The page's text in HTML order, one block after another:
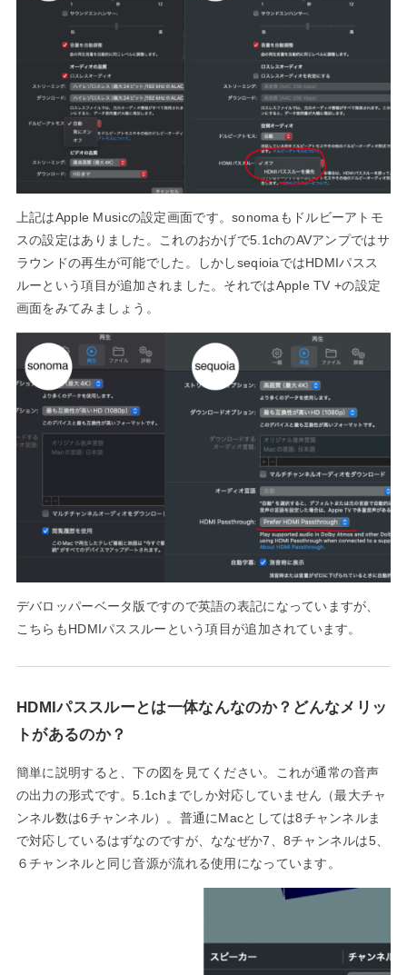
上記はApple Musicの設定画面です。sonomaもドルビーアトモ
スの設定はありました。これのおかげで5.1chのAVアンプではサ
ラウンドの再生が可能でした。しかしseqioiaではHDMIパスス
ルーという項目が追加されました。それではApple TV +の設定
画面をみてみましょう。
デバロッパーベータ版ですので英語の表記になっていますが、
こちらもHDMIパススルーという項目が追加されています。
HDMIパススルーとは一体なんなのか？どんなメリッ
トがあるのか？
簡単に説明すると、下の図を見てください。これが通常の音声
の出力の形式です。5.1chまでしか対応していません（最大チャ
ンネル数は6チャンネル）。普通にMacとしては8チャンネルま
で対応しているはずなのですが、ななぜか7、8チャンネルは5、
６チャンネルと同じ音源が流れる使用になっています。